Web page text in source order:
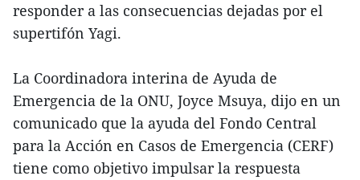
responder a las consecuencias dejadas por el
supertifón Yagi.
La Coordinadora interina de Ayuda de
Emergencia de la ONU, Joyce Msuya, dijo en un
comunicado que la ayuda del Fondo Central
para la Acción en Casos de Emergencia (CERF)
tiene como objetivo impulsar la respuesta